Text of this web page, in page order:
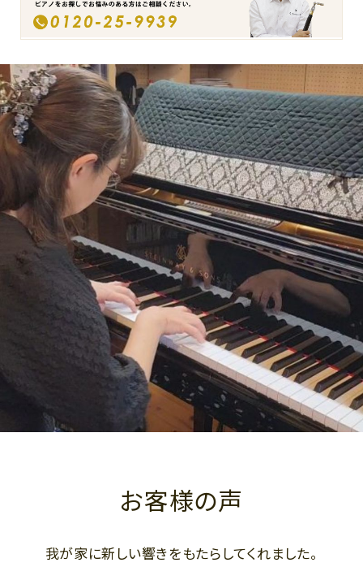
お客様の声
我が家に新しい響きをもたらしてくれました。